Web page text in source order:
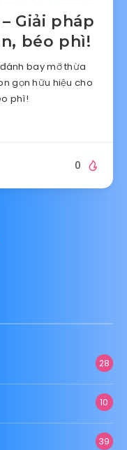
Giải pháp
béo phì!
bay mỡ thừa
gọn hữu hiệu cho
phì!
0
28
10
39